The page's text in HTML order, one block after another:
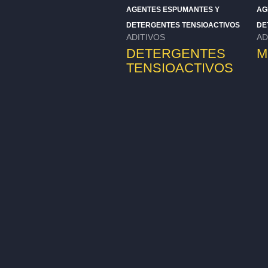
AGENTES ESPUMANTES Y
DETERGENTES TENSIOACTIVOS
ADITIVOS
DETERGENTES
TENSIOACTIVOS